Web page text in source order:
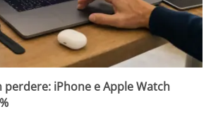
perdere: iPhone e Apple Watch